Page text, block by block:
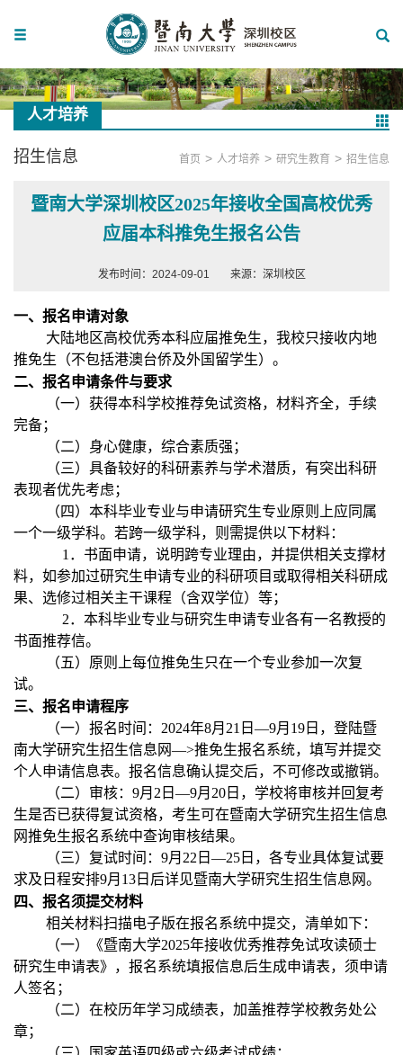
人才培养
招生信息 首页 > 人才培养 > 研究生教育 > 招生信息
暨南大学深圳校区2025年接收全国高校优秀
应届本科推免生报名公告
发布时间：2024-09-01 来源：深圳校区
一、报名申请对象
大陆地区高校优秀本科应届推免生，我校只接收内地
推免生（不包括港澳台侨及外国留学生）。
二、报名申请条件与要求
（一）获得本科学校推荐免试资格，材料齐全，手续
完备；
（二）身心健康，综合素质强；
（三）具备较好的科研素养与学术潜质，有突出科研
表现者优先考虑；
（四）本科毕业专业与申请研究生专业原则上应同属
一个一级学科。若跨一级学科，则需提供以下材料：
1．书面申请，说明跨专业理由，并提供相关支撑材
料，如参加过研究生申请专业的科研项目或取得相关科研成
果、选修过相关主干课程（含双学位）等；
2．本科毕业专业与研究生申请专业各有一名教授的
书面推荐信。
（五）原则上每位推免生只在一个专业参加一次复
试。
三、报名申请程序
（一）报名时间： 2024年8月 21 日—9月 19日，登陆暨
南大学研究生招生信息网—>推免生报名系统，填写并提交
个人申请信息表。报名信息确认提交后，不可修改或撤销。
（二）审核： 9月 2日—9月 20日，学校将审核并回复考
生是否已获得复试资格，考生可在暨南大学研究生招生信息
网推免生报名系统中查询审核结果。
（三）复试时间： 9月 22日—25日，各专业具体复试要
求及日程安排9月 13 日后详见暨南大学研究生招生信息网。
四、报名须提交材料
相关材料扫描电子版在报名系统中提交，清单如下：
（一）《暨南大学2025年接收优秀推荐免试攻读硕士
研究生申请表》，报名系统填报信息后生成申请表，须申请
人签名；
（二）在校历年学习成绩表，加盖推荐学校教务处公
章；